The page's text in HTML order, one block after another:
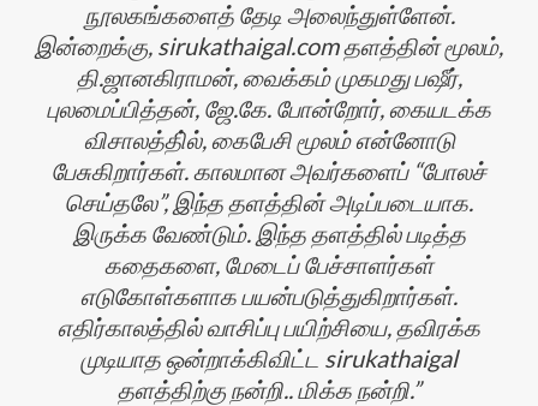
நூலகங்களைத் தேடி அலைந்துள்ளேன்.
இன்றைக்கு, sirukathaigal.com தளத்தின் மூலம்,
தி.ஜானகிராமன், வைக்கம் முகமது பஷீர்,
புலமைப்பித்தன், ஜே.கே. போன்றோர், கையடக்க
விசாலத்தி்ல், கைபேசி மூலம் என்னோடு
பேசுகிறார்கள். காலமான அவர்களைப் “போலச்
செய்தலே”, இந்த தளத்தின் அடிப்படையாக.
இருக்க வேண்டும். இந்த தளத்தில் படித்த
கதைகளை, மேடைப் பேச்சாளர்கள்
எடுகோள்களாக பயன்படுத்துகிறார்கள்.
எதிர்காலத்தில் வாசிப்பு பயிற்சியை, தவிரக்க
முடியாத ஒன்றாக்கிவிட்ட sirukathaigal
தளத்திற்கு நன்றி.. மிக்க நன்றி.